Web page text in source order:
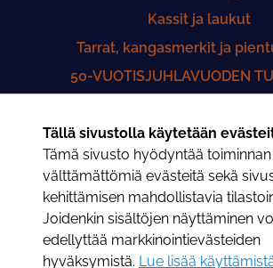
Tällä sivustolla käytetään
Tämä sivusto hyödyntää
välttämättömiä evästeitä sekä
kehittämisen mahdollistavia
Joidenkin sisältöjen näyttäminen
edellyttää markkinointievästeiden
hyväksymistä. Lue lisää
Kassit ja laukut
Tarrat, kangasmerkit ja
50-VUOTISJUHLAVUODEN
50-
Saunatuotteet
Rahtarit - Putiiggi